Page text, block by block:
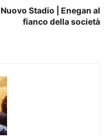
Nuovo Stadio | Enegan al
fianco della società